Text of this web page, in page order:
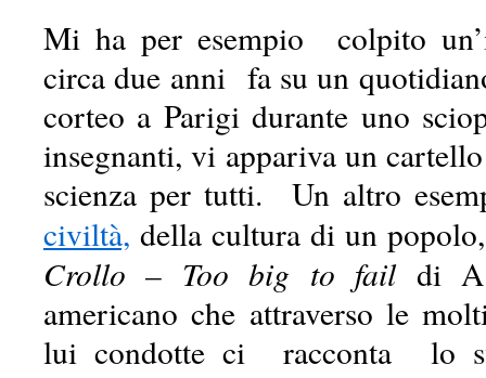
Mi ha per esempio colpito
circa due anni fa su un
corteo a Parigi durante uno
insegnanti, vi appariva un
scienza per tutti. Un altro
civiltà, della cultura di un
Crollo – Too big to faildi
americano che attraverso le
lui condotte ci racconta lo